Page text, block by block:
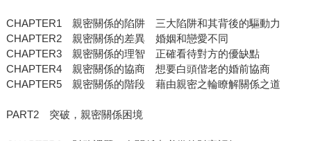
CHAPTER1 親密關係的陷阱 三大陷阱和其背後的驅動力
CHAPTER2 親密關係的差異 婚姻和戀愛不同
CHAPTER3 親密關係的理智 正確看待對方的優缺點
CHAPTER4 親密關係的協商 想要白頭偕老的婚前協商
CHAPTER5 親密關係的階段 藉由親密之輪瞭解關係之道
PART2 突破，親密關係困境